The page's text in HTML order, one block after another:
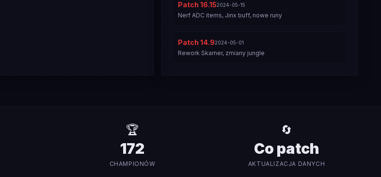
Patch 16.152024-05-15
Nerf ADC items, Jinx buff, nowe runy
Patch 14.92024-05-01
Rework Skarner, zmiany jungle
🏆
172
CHAMPIONÓW
🔄
Co patch
AKTUALIZACJA DANYCH